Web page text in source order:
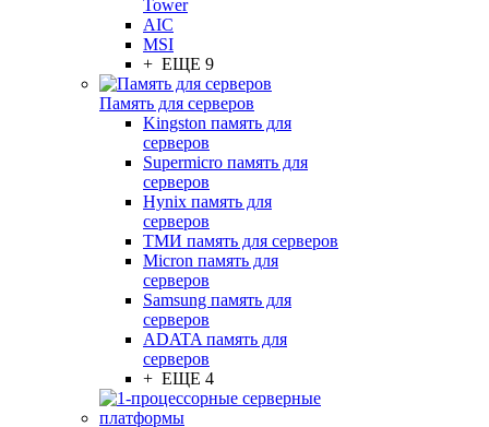
Tower
AIC
MSI
+ ЕЩЕ 9
Память для серверов
Kingston память для
серверов
Supermicro память для
серверов
Hynix память для
серверов
ТМИ память для серверов
Micron память для
серверов
Samsung память для
серверов
ADATA память для
серверов
+ ЕЩЕ 4